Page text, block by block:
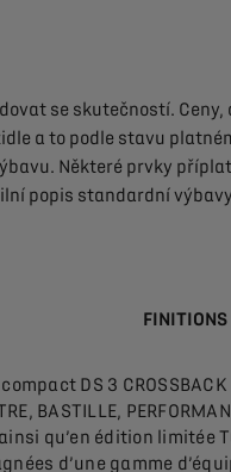
se skutečností. Ceny,
a to podle stavu
Některé prvky
popis standardnívýbavy
FINITIONS
compact DS 3
BASTILLE,
qu’en édition limitée
d’une gamme